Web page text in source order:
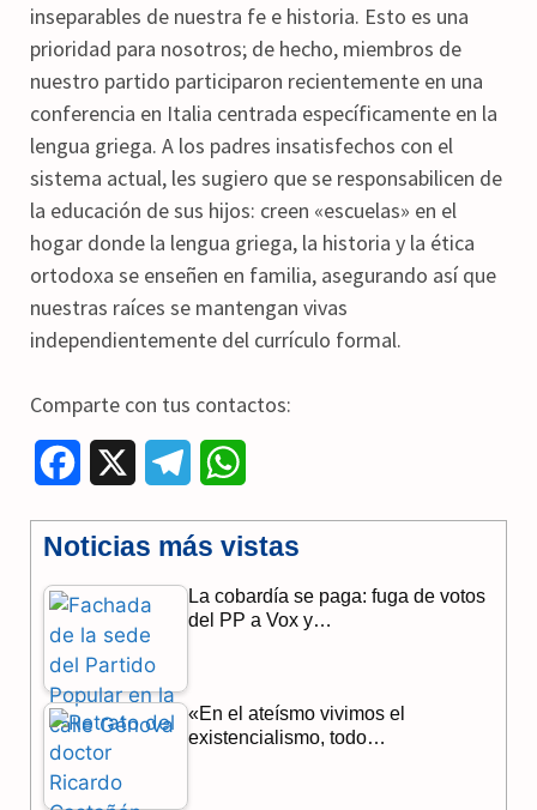
inseparables de nuestra fe e historia. Esto es una
prioridad para nosotros; de hecho, miembros de
nuestro partido participaron recientemente en una
conferencia en Italia centrada específicamente en la
lengua griega. A los padres insatisfechos con el
sistema actual, les sugiero que se responsabilicen de
la educación de sus hijos: creen «escuelas» en el
hogar donde la lengua griega, la historia y la ética
ortodoxa se enseñen en familia, asegurando así que
nuestras raíces se mantengan vivas
independientemente del currículo formal.
Comparte con tus contactos:
c
e
b
o
o
k
l
e
a
a
t
p
Noticias más vistas
La cobardía se paga: fuga de votos
del PP a Vox y…
«En el ateísmo vivimos el
existencialismo, todo…